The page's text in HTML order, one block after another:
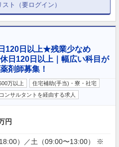
スト（要ログイン）
120日以上★残業少なめ
日120日以上｜幅広い科目が
剤師募集！
万以上
住宅補助(手当)・寮・社宅
コンサルタントを経由する求人
円
）／土（09:00〜13:00） ※